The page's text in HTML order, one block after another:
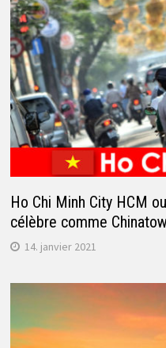
Ho Chi Minh City HCM
célèbre comme
14. janvier 2021